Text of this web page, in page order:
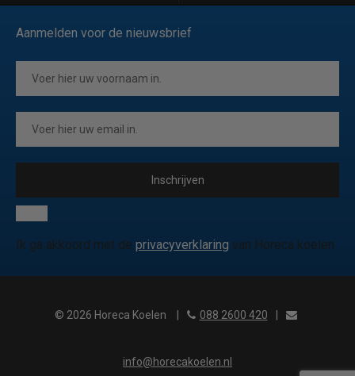
Aanmelden voor de nieuwsbrief
Inschrijven
Ik ga akkoord met de privacyverklaring van Horeca koelen
© 2026 Horeca Koelen 088 2600 420
info@horecakoelen.nl